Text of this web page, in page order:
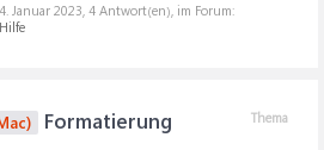
4. Januar 2023, 4 Antwort(en), im Forum:
Thema
Formatierung